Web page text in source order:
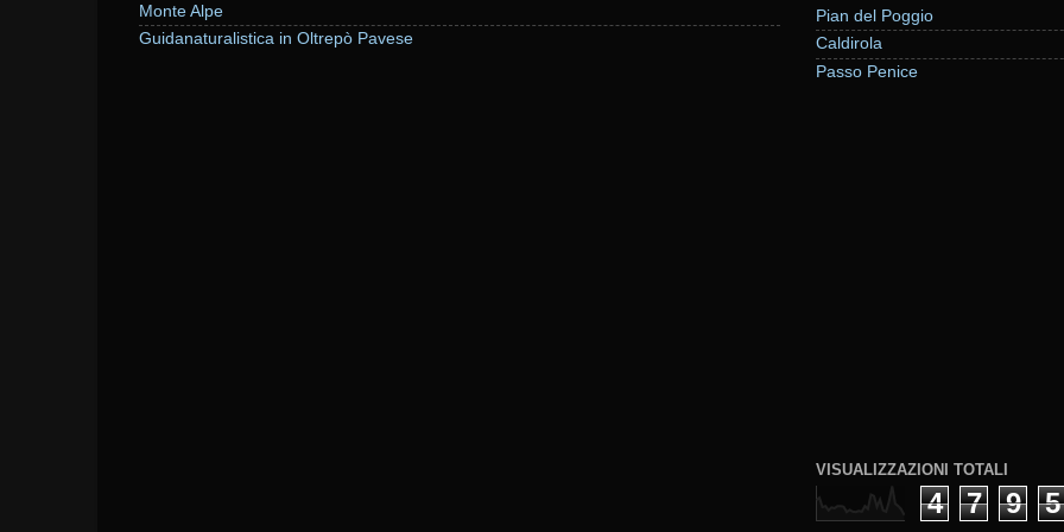
Monte Alpe
Guidanaturalistica in Oltrepò Pavese
Pian del Poggio
Caldirola
Passo Penice
VISUALIZZAZIONI TOTALI
4 7 9 5